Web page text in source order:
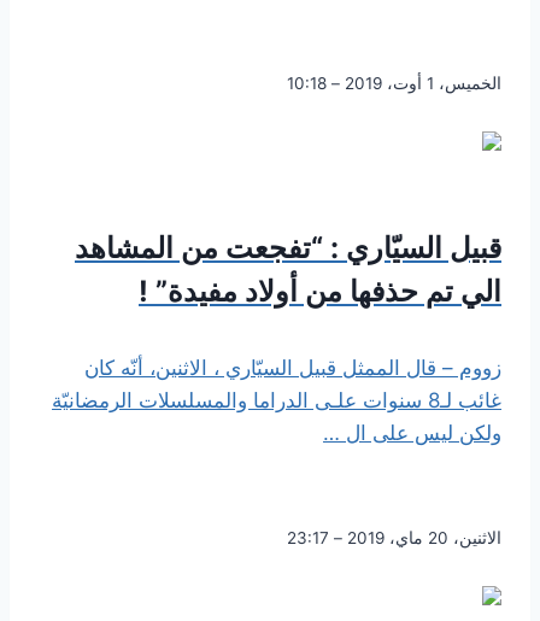
الخميس، 1 أوت، 2019 – 10:18
قبيل السيّاري : “تفجعت من المشاهد
الي تم حذفها من أولاد مفيدة” !
زووم – قال الممثل قبيل السيّاري ، الاثنين، أنّه كان
غائب لـ8 سنوات علـى الدراما والمسلسلات الرمضانيّة
ولكن ليس على ال …
الاثنين، 20 ماي، 2019 – 23:17